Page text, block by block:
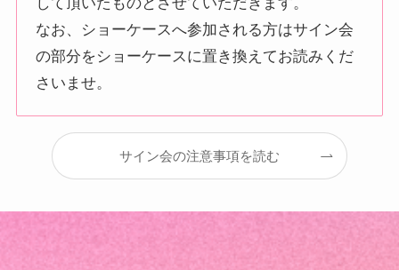
なお、ショーケースへ参加される方はサイン会
の部分をショーケースに置き換えてお読みくだ
さいませ。
サイン会の注意事項を読む